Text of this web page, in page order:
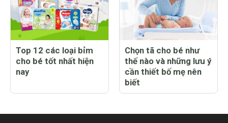
Top 12 các loại bỉm
cho bé tốt nhất hiện
nay
Chọn tã cho bé như
thế nào và những lưu ý
cần thiết bố mẹ nên
biết